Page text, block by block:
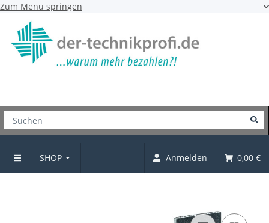
Zum Menü springen
SHOP Anmelden 0,00 €
Flachwinkel